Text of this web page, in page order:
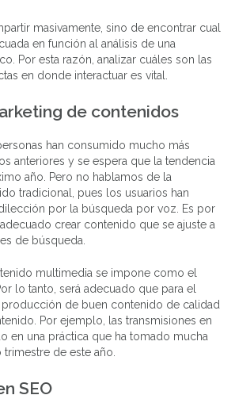
masivamente, sino de encontrar cual
en función al análisis de una
Por esta razón, analizar cuáles son las
en donde interactuar es vital.
de contenidos
han consumido mucho más
anteriores y se espera que la tendencia
año. Pero no hablamos de la
tradicional, pues los usuarios han
por la búsqueda por voz. Es por
crear contenido que se ajuste a
de búsqueda.
multimedia se impone como el
lo tanto, será adecuado que para el
producción de buen contenido de calidad
Por ejemplo, las transmisiones en
en una práctica que ha tomado mucha
de este año.
SEO